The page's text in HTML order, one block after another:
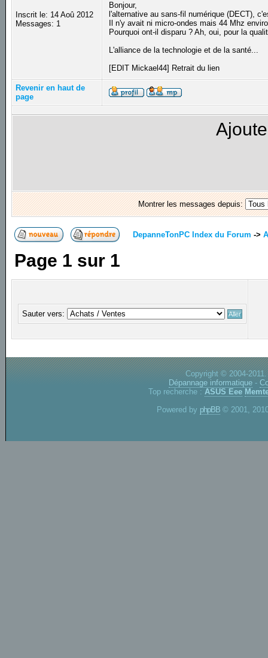
Inscrit le: 14 Aoû 2012
Messages: 1
Bonjour,
l'alternative au sans-fil numérique (DECT),
Il n'y avait ni micro-ondes mais 44 Mhz
Pourquoi ont-il disparu ? Ah, oui, pour la
L'alliance de la technologie et de la santé...
[EDIT Mickael44] Retrait du lien
Revenir en haut de
page
Montrer les messages depuis:
DepanneTonPC Index du Forum ->
Page 1 sur 1
Sauter vers:
Copyright © 2004-
Dépannage informatique -
Top recherche : ASUS Eee
Powered by phpBB © 2001,